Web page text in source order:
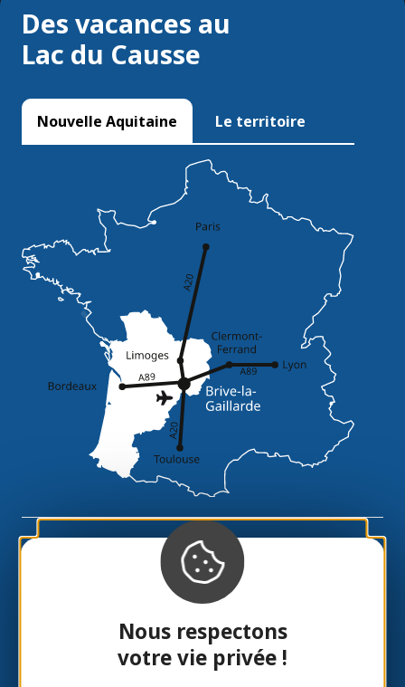
Nous respectons
votre vie privée !
Des vacances au
Lac du Causse
Nouvelle Aquitaine Le territoire
Laisser un message